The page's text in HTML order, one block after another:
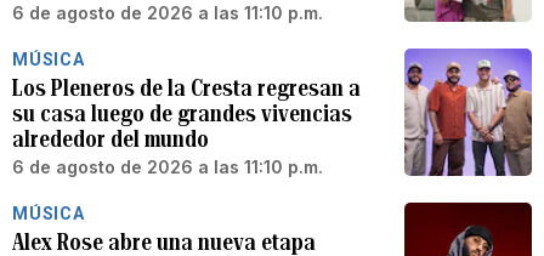
6 de agosto de 2026 a las 11:10 p.m.
MÚSICA
Los Pleneros de la Cresta regresan a
su casa luego de grandes vivencias
alrededor del mundo
6 de agosto de 2026 a las 11:10 p.m.
MÚSICA
Alex Rose abre una nueva etapa